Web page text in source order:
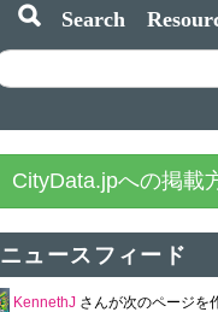
Search
CityData.jpへの掲載
ニュースフィード
KennethJ さんが次のページを